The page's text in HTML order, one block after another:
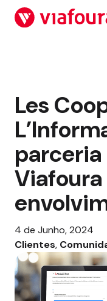
Salta
para
Les
parceria
4 de Junho, 2024
Clientes,